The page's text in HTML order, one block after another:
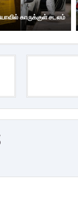
காருக்குள் சடலம்